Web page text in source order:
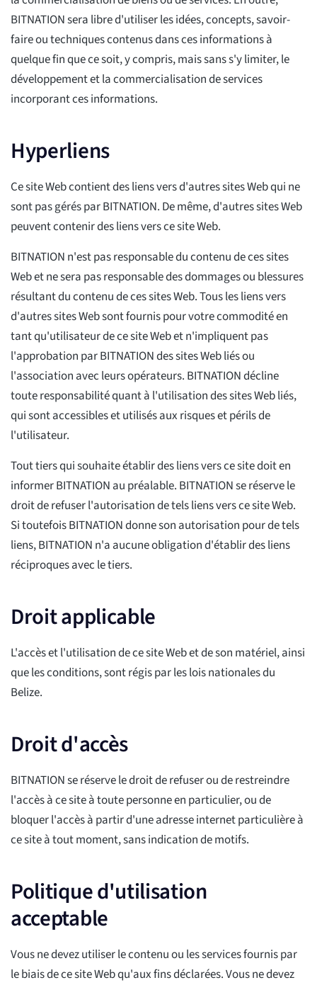
BITNATION sera libre d'utiliser les idées, concepts, savoir-
faire ou techniques contenus dans ces informations à
quelque fin que ce soit, y compris, mais sans s'y limiter, le
développement et la commercialisation de services
incorporant ces informations.
Hyperliens
Ce site Web contient des liens vers d'autres sites Web qui ne
sont pas gérés par BITNATION. De même, d'autres sites Web
peuvent contenir des liens vers ce site Web.
BITNATION n'est pas responsable du contenu de ces sites
Web et ne sera pas responsable des dommages ou blessures
résultant du contenu de ces sites Web. Tous les liens vers
d'autres sites Web sont fournis pour votre commodité en
tant qu'utilisateur de ce site Web et n'impliquent pas
l'approbation par BITNATION des sites Web liés ou
l'association avec leurs opérateurs. BITNATION décline
toute responsabilité quant à l'utilisation des sites Web liés,
qui sont accessibles et utilisés aux risques et périls de
l'utilisateur.
Tout tiers qui souhaite établir des liens vers ce site doit en
informer BITNATION au préalable. BITNATION se réserve le
droit de refuser l'autorisation de tels liens vers ce site Web.
Si toutefois BITNATION donne son autorisation pour de tels
liens, BITNATION n'a aucune obligation d'établir des liens
réciproques avec le tiers.
Droit applicable
L'accès et l'utilisation de ce site Web et de son matériel, ainsi
que les conditions, sont régis par les lois nationales du
Belize.
Droit d'accès
BITNATION se réserve le droit de refuser ou de restreindre
l'accès à ce site à toute personne en particulier, ou de
bloquer l'accès à partir d'une adresse internet particulière à
ce site à tout moment, sans indication de motifs.
Politique d'utilisation
acceptable
Vous ne devez utiliser le contenu ou les services fournis par
le biais de ce site Web qu'aux fins déclarées. Vous ne devez